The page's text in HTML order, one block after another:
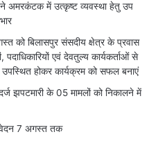
ने अमरकंटक में उत्कृष्ट व्यवस्था हेतु उप
को बिलासपुर संसदीय क्षेत्र के प्रवास
एवं देवतुल्य कार्यकर्ताओं से
उपस्थित होकर कार्यक्रम को सफल बनाएं
झपटमारी के 05 मामलों को निकालने में
7 अगस्त तक